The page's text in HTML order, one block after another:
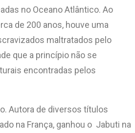
no Oceano Atlântico. Ao
de 200 anos, houve uma
maltratados pelo
que a princípio não se
encontradas pelos
Autora de diversos títulos
na França, ganhou o Jabuti na